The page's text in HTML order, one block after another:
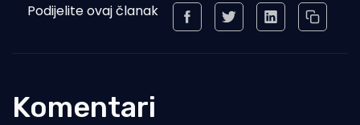
Podijelite ovaj članak
Komentari